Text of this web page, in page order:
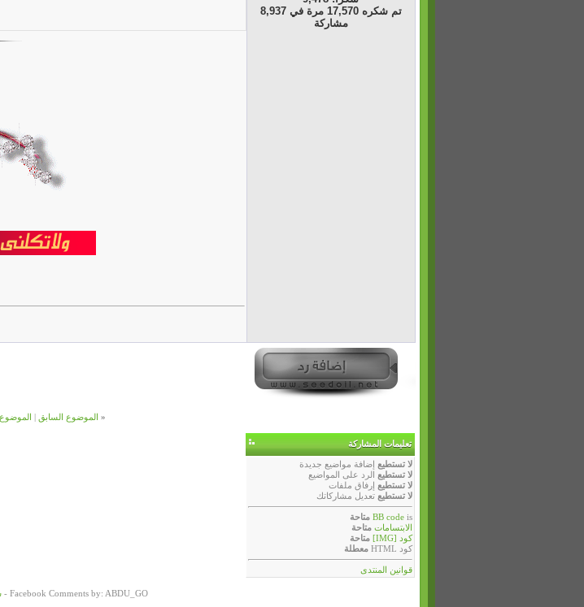
تم شكره 17,570 مرة في 8,937
مشاركة
« الموضوع السابق | الموضوع
تعليمات المشاركة
لا تستطيع إضافة مواضيع جديدة
لا تستطيع الرد على المواضيع
لا تستطيع إرفاق ملفات
لا تستطيع تعديل مشاركاتك
BB codeis
متاحة
الابتسامات متاحة
كود [IMG]
متاحة
كود HTML
معطلة
قوانين المنتدى
Facebook Comments by: ABDU_GO -